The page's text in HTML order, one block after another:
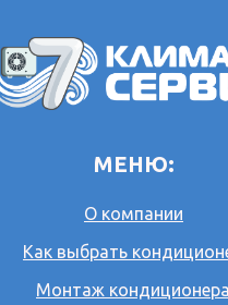
МЕНЮ:
О компании
Как выбрать
Монтаж кондиционера